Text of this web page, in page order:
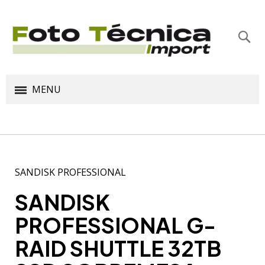
MENU
SANDISK PROFESSIONAL
SANDISK
PROFESSIONAL G-
RAID SHUTTLE 32TB